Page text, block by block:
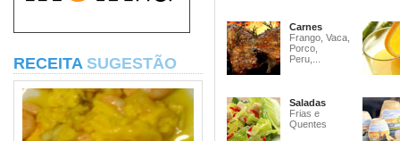
RECEITA SUGESTÃO
Carnes
Frango, Vaca,
Porco,
Peru,...
Saladas
Frias e
Quentes